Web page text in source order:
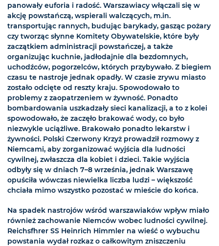
panowały euforia i radość. Warszawiacy włączali się w
akcję powstańczą, wspierali walczących, m.in.
transportując rannych, budując barykady, gasząc pożary
czy tworząc słynne Komitety Obywatelskie, które były
zaczątkiem administracji powstańczej, a także
organizując kuchnie, jadłodajnie dla bezdomnych,
uchodźców, pogorzelców, których przybywało. Z biegiem
czasu te nastroje jednak opadły. W czasie zrywu miasto
zostało odcięte od reszty kraju. Spowodowało to
problemy z zaopatrzeniem w żywność. Ponadto
bombardowania uszkadzały sieci kanalizacji, a to z kolei
spowodowało, że zaczęło brakować wody, co było
niezwykle uciążliwe. Brakowało ponadto lekarstw i
żywności. Polski Czerwony Krzyż prowadził rozmowy z
Niemcami, aby zorganizować wyjścia dla ludności
cywilnej, zwłaszcza dla kobiet i dzieci. Takie wyjścia
odbyły się w dniach 7–8 września, jednak Warszawę
opuściła wówczas niewielka liczba ludzi – większość
chciała mimo wszystko pozostać w mieście do końca.
Na spadek nastrojów wśród warszawiaków wpływ miało
również zachowanie Niemców wobec ludności cywilnej.
Reichsfhrer SS Heinrich Himmler na wieść o wybuchu
powstania wydał rozkaz o całkowitym zniszczeniu